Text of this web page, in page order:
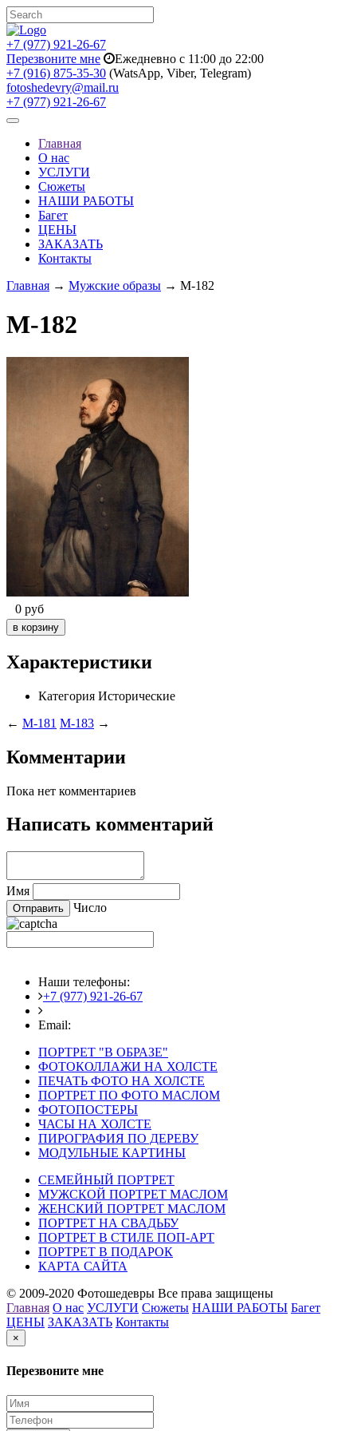
+7 (977) 921-26-67
Перезвоните мне
Ежедневно с 11:00 до 22:00
+7 (916) 875-35-30 (WatsApp, Viber, Telegram)
fotoshedevry@mail.ru
+7 (977) 921-26-67
Toggle
navigationГлавная
О нас
УСЛУГИ
Сюжеты
НАШИ РАБОТЫ
Багет
ЦЕНЫ
ЗАКАЗАТЬ
Контакты
Главная → Мужские образы → M-182
M-182
0 руб
Характеристики
Категория Исторические
← M-181 M-183 →
Комментарии
Пока нет комментариев
Написать комментарий
Имя
Число
Наши телефоны:
+7 (977) 921-26-67
Email:
ПОРТРЕТ "В ОБРАЗЕ"
ФОТОКОЛЛАЖИ НА ХОЛСТЕ
ПЕЧАТЬ ФОТО НА ХОЛСТЕ
ПОРТРЕТ ПО ФОТО МАСЛОМ
ФОТОПОСТЕРЫ
ЧАСЫ НА ХОЛСТЕ
ПИРОГРАФИЯ ПО ДЕРЕВУ
МОДУЛЬНЫЕ КАРТИНЫ
СЕМЕЙНЫЙ ПОРТРЕТ
МУЖСКОЙ ПОРТРЕТ МАСЛОМ
ЖЕНСКИЙ ПОРТРЕТ МАСЛОМ
ПОРТРЕТ НА СВАДЬБУ
ПОРТРЕТ В СТИЛЕ ПОП-АРТ
ПОРТРЕТ В ПОДАРОК
КАРТА САЙТА
© 2009-2020 Фотошедевры Все права защищены
Главная О нас УСЛУГИ Сюжеты НАШИ РАБОТЫ Багет
ЦЕНЫ ЗАКАЗАТЬ Контакты
×
Перезвоните мне